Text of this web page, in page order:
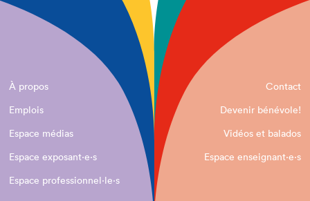
À propos
Contact
Emplois
Devenir bénévole!
Espace médias
Vidéos et balados
Espace exposant·e⋅s
Espace enseignant·e⋅s
Espace professionnel·le⋅s